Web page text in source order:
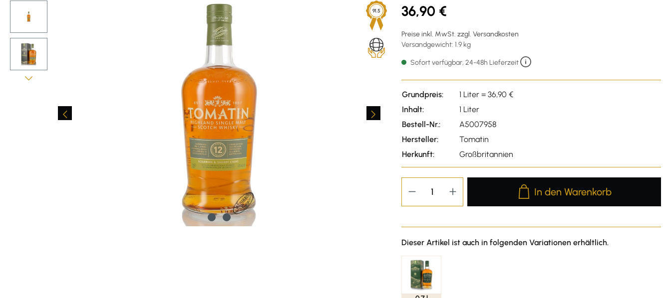
91.5 36,90 €
Preise inkl. MwSt. zzgl. Versandkosten
Versandgewicht: 1.9 kg
Sofort verfügbar, 24-48h Lieferzeit
Grundpreis:
1 Liter = 36,90 €
Inhalt:
1 Liter
Bestell-Nr.:
A5007958
Hersteller:
Tomatin
Herkunft:
Großbritannien
Produkt Anzahl: Gib den
In den Warenkorb
Dieser Artikel ist auch in folgenden Variationen erhältlich.